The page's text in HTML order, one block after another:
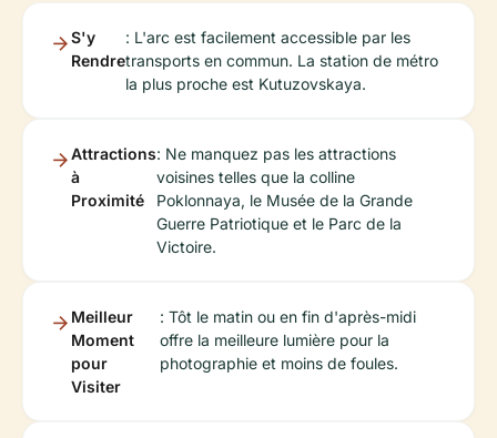
S'y
Rendre
: L'arc est facilement accessible par les
transports en commun. La station de métro
la plus proche est Kutuzovskaya.
Attractions
à
Proximité
: Ne manquez pas les attractions
voisines telles que la colline
Poklonnaya, le Musée de la Grande
Guerre Patriotique et le Parc de la
Victoire.
Meilleur
Moment
pour
Visiter
: Tôt le matin ou en fin d'après-midi
offre la meilleure lumière pour la
photographie et moins de foules.